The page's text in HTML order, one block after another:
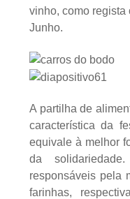
vinho, como regista
Junho.
A partilha de
característica da
equivale à melhor
da
responsáveis pela
farinhas,